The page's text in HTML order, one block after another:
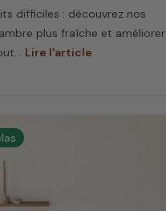
difficiles : découvrez nos
plus fraîche et améliorer
Lire l'article